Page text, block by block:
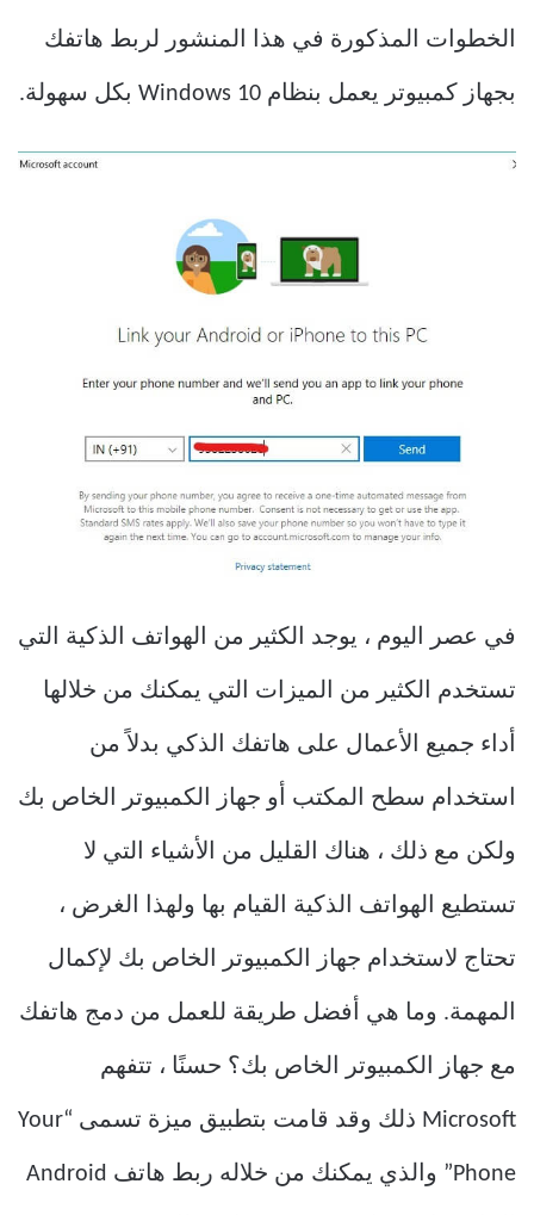
الخطوات المذكورة في هذا المنشور لربط هاتفك
بجهاز كمبيوتر يعمل بنظام Windows 10 بكل سهولة.
في عصر اليوم ، يوجد الكثير من الهواتف الذكية التي
تستخدم الكثير من الميزات التي يمكنك من خلالها
أداء جميع الأعمال على هاتفك الذكي بدلاً من
استخدام سطح المكتب أو جهاز الكمبيوتر الخاص بك
ولكن مع ذلك ، هناك القليل من الأشياء التي لا
تستطيع الهواتف الذكية القيام بها ولهذا الغرض ،
تحتاج لاستخدام جهاز الكمبيوتر الخاص بك لإكمال
المهمة. وما هي أفضل طريقة للعمل من دمج هاتفك
مع جهاز الكمبيوتر الخاص بك؟ حسنًا ، تتفهم
Microsoft ذلك وقد قامت بتطبيق ميزة تسمى “Your
Phone” والذي يمكنك من خلاله ربط هاتف Android